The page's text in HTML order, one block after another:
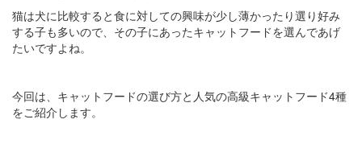
猫は犬に比較すると食に対しての興味が少し薄かったり選り好み
する子も多いので、その子にあったキャットフードを選んであげ
たいですよね。
今回は、キャットフードの選び方と人気の高級キャットフード4種
をご紹介します。